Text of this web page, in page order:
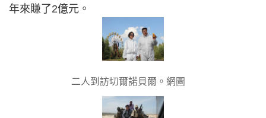
年來賺了2億元。
二人到訪切爾諾貝爾。網圖